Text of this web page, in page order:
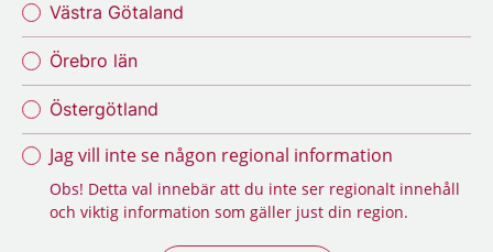
Västra Götaland
Örebro län
Östergötland
Jag vill inte se någon regional information
Obs! Detta val innebär att du inte ser regionalt innehåll
och viktig information som gäller just din region.